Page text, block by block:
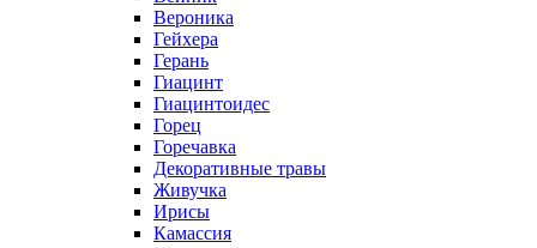
Вероника
Гейхера
Герань
Гиацинт
Гиацинтоидес
Горец
Горечавка
Декоративные травы
Живучка
Ирисы
Камассия